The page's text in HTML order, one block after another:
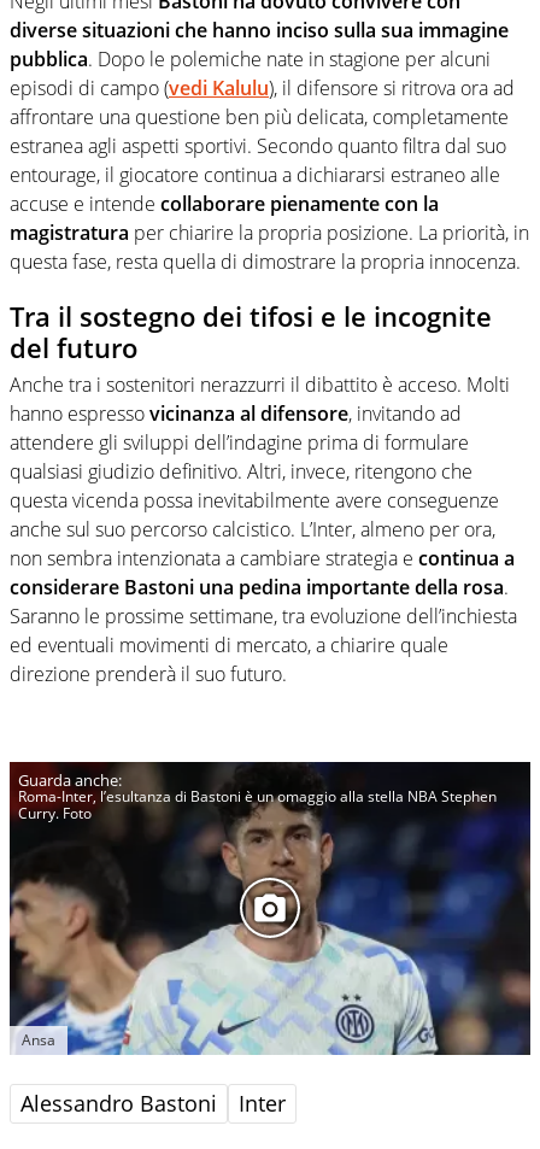
diverse situazioni che hanno inciso sulla sua immagine
pubblica. Dopo le polemiche nate in stagione per alcuni
episodi di campo (vedi Kalulu), il difensore si ritrova ora ad
affrontare una questione ben più delicata, completamente
estranea agli aspetti sportivi. Secondo quanto filtra dal suo
entourage, il giocatore continua a dichiararsi estraneo alle
accuse e intende collaborare pienamente con la
magistratura per chiarire la propria posizione. La priorità, in
questa fase, resta quella di dimostrare la propria innocenza.
Tra il sostegno dei tifosi e le incognite
del futuro
Anche tra i sostenitori nerazzurri il dibattito è acceso. Molti
hanno espressovicinanza al difensore, invitando ad
attendere gli sviluppi dell’indagine prima di formulare
qualsiasi giudizio definitivo. Altri, invece, ritengono che
questa vicenda possa inevitabilmente avere conseguenze
anche sul suo percorso calcistico. L’Inter, almeno per ora,
non sembra intenzionata a cambiare strategia e continua a
considerare Bastoni una pedina importante della rosa.
Saranno le prossime settimane, tra evoluzione dell’inchiesta
ed eventuali movimenti di mercato, a chiarire quale
direzione prenderà il suo futuro.
Roma-Inter, l’esultanza di Bastoni è un omaggio alla stella NBA Stephen
Curry. Foto
Ansa
Alessandro Bastoni Inter